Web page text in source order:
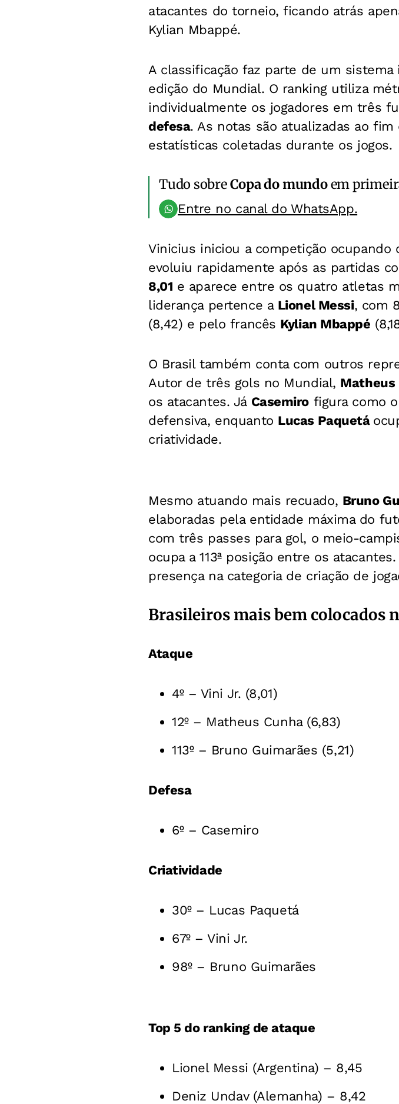
atacantes do torneio, ficando atrás
Kylian Mbappé.
A classificação faz parte de um
edição do Mundial. O ranking utiliza
individualmente os jogadores em três
defesa. As notas são atualizadas ao
estatísticas coletadas durante os jogos.
Tudo sobreCopa do mundoem
Entre no canal do WhatsApp.
Vinicius iniciou a competição
evoluiu rapidamente após as partidas
8,01 e aparece entre os quatro atletas
liderança pertence a Lionel Messi, com
(8,42) e pelo francês Kylian Mbappé
O Brasil também conta com outros
Autor de três gols no Mundial, Matheus
os atacantes. Já Casemiro figura como
defensiva, enquanto Lucas Paquetá
criatividade.
Mesmo atuando mais recuado, Bruno
elaboradas pela entidade máxima do
com três passes para gol, o meio-
ocupa a 113ª posição entre os
presença na categoria de criação de
Brasileiros mais bem colocados
Ataque
4º – Vini Jr. (8,01)
12º – Matheus Cunha (6,83)
113º – Bruno Guimarães (5,21)
Defesa
6º – Casemiro
Criatividade
30º – Lucas Paquetá
67º – Vini Jr.
98º – Bruno Guimarães
Top 5 do ranking de ataque
Lionel Messi (Argentina) – 8,45
Deniz Undav (Alemanha) – 8,42